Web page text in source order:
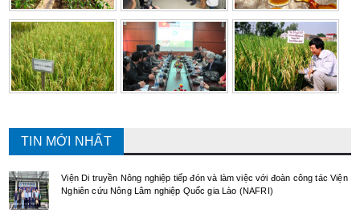
TIN MỚI NHẤT
Viện Di truyền Nông nghiệp tiếp đón và làm việc với đoàn công tác Viện
Nghiên cứu Nông Lâm nghiệp Quốc gia Lào (NAFRI)